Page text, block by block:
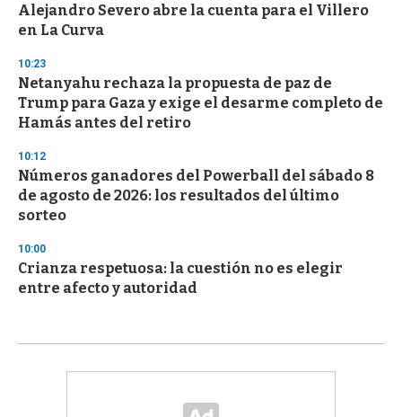
Alejandro Severo abre la cuenta para el Villero
en La Curva
10:23
Netanyahu rechaza la propuesta de paz de
Trump para Gaza y exige el desarme completo de
Hamás antes del retiro
10:12
Números ganadores del Powerball del sábado 8
de agosto de 2026: los resultados del último
sorteo
10:00
Crianza respetuosa: la cuestión no es elegir
entre afecto y autoridad